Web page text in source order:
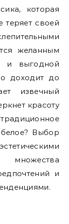
которая
своей
желанным
и выгодной
доходит до
извечный
красоту
Выбор
множества
и